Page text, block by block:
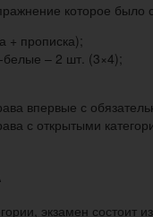
которое
+ прописка);
– 2 шт. (3×4);
впервые с
с открытыми
экзамен состоит